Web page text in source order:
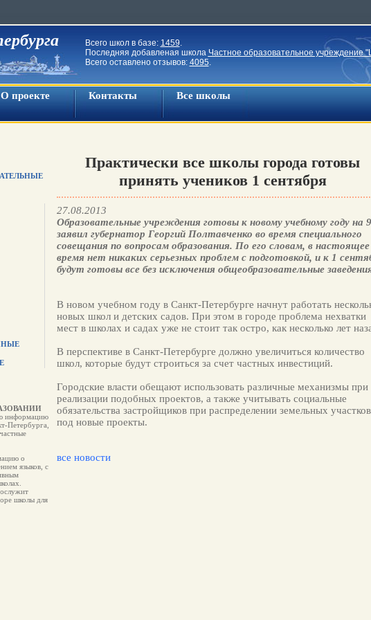
Всего школ в базе: 1459.
Последняя добавленая школа Частное образовательное учреждение
Всего оставлено отзывов: 4095.
О проекте Контакты Все школы
информацию
Петербурга,
о
языков, с
школы для
Практически все школы города готовы
принять учеников 1 сентября
27.08.2013
Образовательные учреждения готовы к новому учебному году на
заявил губернатор Георгий Полтавченко во время специального
совещания по вопросам образования. По его словам, в настоящее
время нет никаких серьезных проблем с подготовкой, и к 1
будут готовы все без исключения общеобразовательные
В новом учебном году в Санкт-Петербурге начнут работать
новых школ и детских садов. При этом в городе проблема нехватки
мест в школах и садах уже не стоит так остро, как несколько лет
В перспективе в Санкт-Петербурге должно увеличиться количество
школ, которые будут строиться за счет частных инвестиций.
Городские власти обещают использовать различные механизмы при
реализации подобных проектов, а также учитывать социальные
обязательства застройщиков при распределении земельных участков
под новые проекты.
все новости